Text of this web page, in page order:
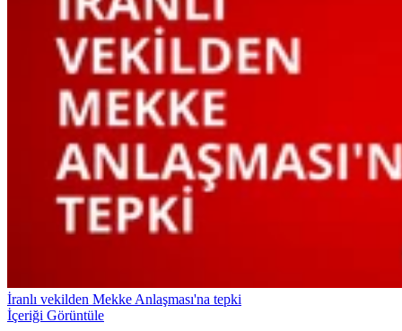
İranlı vekilden Mekke Anlaşması'na tepki
İçeriği Görüntüle